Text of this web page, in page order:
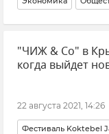
Владимир Путин
"ЧИЖ & Co" в
когда выйдет
22 августа 2021, 14:26
Фестиваль Koktebel